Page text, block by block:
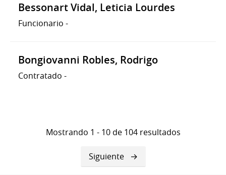
Bessonart Vidal, Leticia Lourdes
Funcionario -
Bongiovanni Robles, Rodrigo
Contratado -
Mostrando 1 - 10 de 104 resultados
Siguiente
página
Siguiente